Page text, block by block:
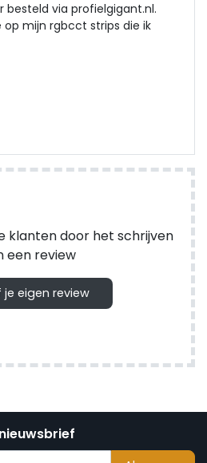
via profielgigant.nl.
mijn rgbcct strips die ik
klanten door het schrijven
een review
je eigen review